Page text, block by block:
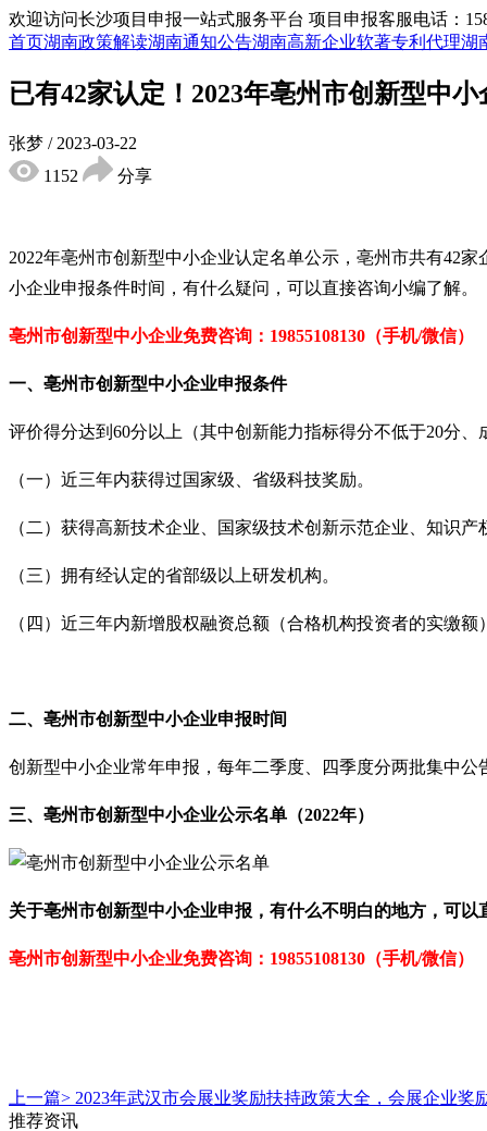
欢迎访问长沙项目申报一站式服务平台 项目申报客服电话：
首页湖南政策解读湖南通知公告湖南高新企业软著专利代理湖
已有42家认定！2023年亳州市创新型中
张梦 / 2023-03-22
1152
分享
2022年亳州市创新型中小企业认定名单公示，亳州市共有42
小企业申报条件时间，有什么疑问，可以直接咨询小编了解。
亳州市创新型中小企业免费咨询：19855108130（手机/微信）
一、亳州市创新型中小企业申报条件
评价得分达到60分以上（其中创新能力指标得分不低于20分
（一）近三年内获得过国家级、省级科技奖励。
（二）获得高新技术企业、国家级技术创新示范企业、知识
（三）拥有经认定的省部级以上研发机构。
（四）近三年内新增股权融资总额（合格机构投资者的实缴额
二、亳州市创新型中小企业申报时间
创新型中小企业常年申报，每年二季度、四季度分两批集中公
三、亳州市创新型中小企业公示名单（2022年）
关于亳州市创新型中小企业申报，有什么不明白的地方，可以
亳州市创新型中小企业免费咨询：19855108130（手机/微信）
上一篇> 2023年武汉市会展业奖励扶持政策大全，会展企业奖
推荐资讯